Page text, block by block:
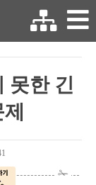
못한 긴